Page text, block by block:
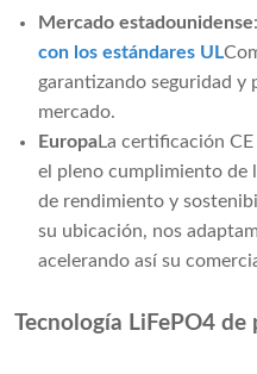
Mercado estadounidense:
con los estándares UL
garantizando seguridad y
mercado.
EuropaLa certificación
el pleno cumplimiento de
de rendimiento y
su ubicación, nos
acelerando así su
Tecnología LiFePO4